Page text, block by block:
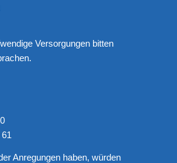
Versorgungen bitten
Anregungen haben, würden